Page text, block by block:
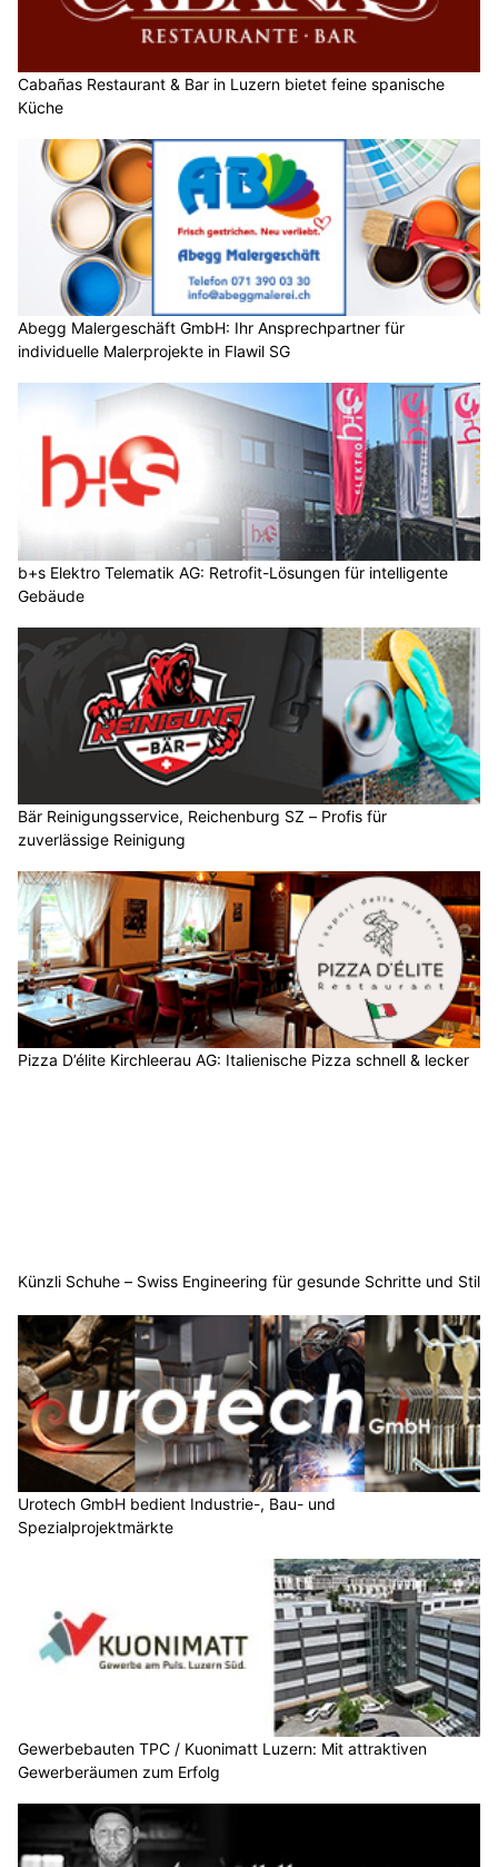
Cabañas Restaurant & Bar in Luzern bietet feine spanische
Küche
Abegg Malergeschäft GmbH: Ihr Ansprechpartner für
individuelle Malerprojekte in Flawil SG
b+s Elektro Telematik AG: Retrofit-Lösungen für intelligente
Gebäude
Bär Reinigungsservice, Reichenburg SZ – Profis für
zuverlässige Reinigung
Pizza D’élite Kirchleerau AG: Italienische Pizza schnell & lecker
Künzli Schuhe – Swiss Engineering für gesunde Schritte und Stil
Urotech GmbH bedient Industrie-, Bau- und
Spezialprojektmärkte
Gewerbebauten TPC / Kuonimatt Luzern: Mit attraktiven
Gewerberäumen zum Erfolg